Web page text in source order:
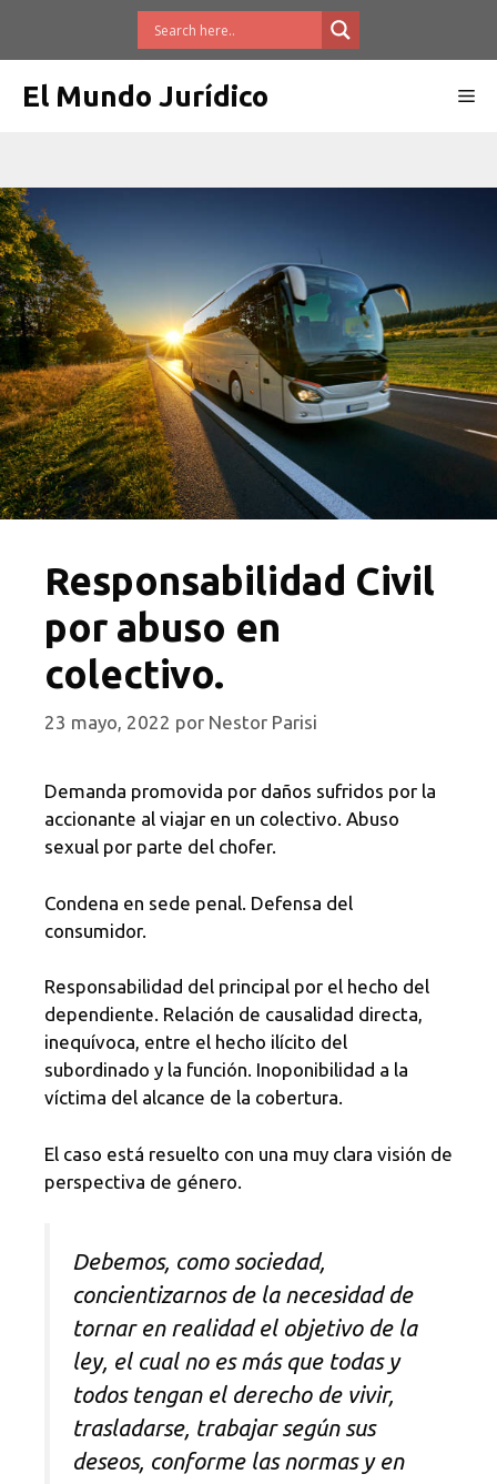
El Mundo Jurídico
Responsabilidad Civil
por abuso en
colectivo.
23 mayo, 2022 por Nestor Parisi
Demanda promovida por daños sufridos por la
accionante al viajar en un colectivo. Abuso
sexual por parte del chofer.
Condena en sede penal. Defensa del
consumidor.
Responsabilidad del principal por el hecho del
dependiente. Relación de causalidad directa,
inequívoca, entre el hecho ilícito del
subordinado y la función. Inoponibilidad a la
víctima del alcance de la cobertura.
El caso está resuelto con una muy clara visión de
perspectiva de género.
Debemos, como sociedad,
concientizarnos de la necesidad de
tornar en realidad el objetivo de la
ley, el cual no es más que todas y
todos tengan el derecho de vivir,
trasladarse, trabajar según sus
deseos, conforme las normas y en